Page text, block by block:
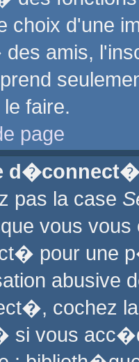
choix d'une
amis,
faire.
page
pas la case
vous
pour une
abusive
cochez
si vous